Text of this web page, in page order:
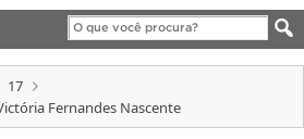
17
Fernandes Nascente